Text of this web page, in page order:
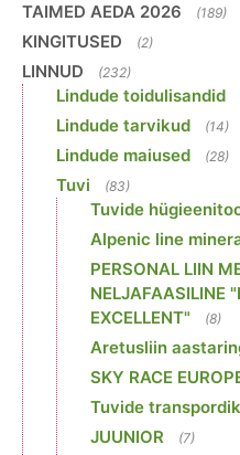
TAIMED AEDA 2026 (189)
KINGITUSED (2)
LINNUD (232)
Lindude toidulisandid
Lindude tarvikud (14)
Lindude maiused (28)
Tuvi (83)
Tuvide
Alpenic line
PERSONAL LIIN
NELJAFAASILINE
EXCELLENT"
(8)
Aretusliin
SKY RACE
Tuvide
JUUNIOR (7)